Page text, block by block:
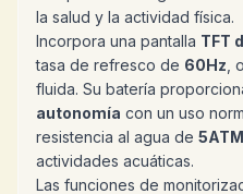
la salud y la actividad física.
Incorpora una pantalla TFT
tasa de refresco de 60Hz ,
fluida. Su batería
autonomía con un uso
resistencia al agua de 5ATM
actividades acuáticas.
Las funciones de